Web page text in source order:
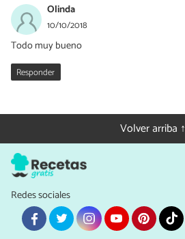
Olinda
10/10/2018
Todo muy bueno
Responder
Volver arriba ↑
Redes sociales